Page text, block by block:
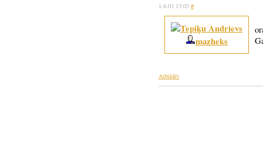
1.6.03 13:03 #
mazheks
Atbildēt